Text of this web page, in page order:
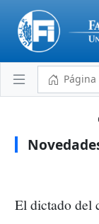
Plantel
El dictado del